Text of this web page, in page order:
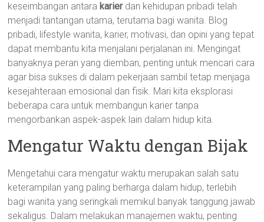
keseimbangan antara karierdan kehidupan pribadi telah
menjadi tantangan utama, terutama bagi wanita. Blog
pribadi, lifestyle wanita, karier, motivasi, dan opini yang tepat
dapat membantu kita menjalani perjalanan ini. Mengingat
banyaknya peran yang diemban, penting untuk mencari cara
agar bisa sukses di dalam pekerjaan sambil tetap menjaga
kesejahteraan emosional dan fisik. Mari kita eksplorasi
beberapa cara untuk membangun karier tanpa
mengorbankan aspek-aspek lain dalam hidup kita.
Mengatur Waktu dengan Bijak
Mengetahui cara mengatur waktu merupakan salah satu
keterampilan yang paling berharga dalam hidup, terlebih
bagi wanita yang seringkali memikul banyak tanggung jawab
sekaligus. Dalam melakukan manajemen waktu, penting